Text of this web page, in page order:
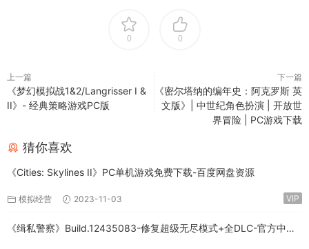
0 0
上一篇
《梦幻模拟战1&2/Langrisser I &
II》- 经典策略游戏PC版
下一篇
《密尔塔纳的编年史：阿克罗斯 英
文版》| 中世纪角色扮演 | 开放世
界冒险 | PC游戏下载
猜你喜欢
《Cities: Skylines II》PC单机游戏免费下载-百度网盘资源
模拟经营 2023-11-03 VIP
《缉私警察》Build.12435083-修复超级无尽模式+全DLC-官方中文-